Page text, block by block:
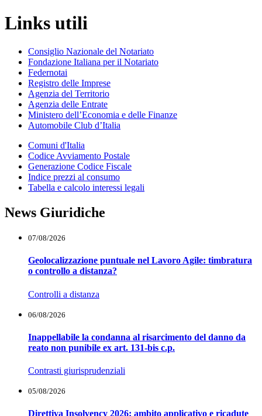
Links utili
Consiglio Nazionale del Notariato
Fondazione Italiana per il Notariato
Federnotai
Registro delle Imprese
Agenzia del Territorio
Agenzia delle Entrate
Ministero dell’Economia e delle Finanze
Automobile Club d’Italia
Comuni d'Italia
Codice Avviamento Postale
Generazione Codice Fiscale
Indice prezzi al consumo
Tabella e calcolo interessi legali
News Giuridiche
07/08/2026
Geolocalizzazione puntuale nel Lavoro Agile: timbratura
o controllo a distanza?
Controlli a distanza
06/08/2026
Inappellabile la condanna al risarcimento del danno da
reato non punibile ex art. 131-bis c.p.
Contrasti giurisprudenziali
05/08/2026
Direttiva Insolvency 2026: ambito applicativo e ricadute